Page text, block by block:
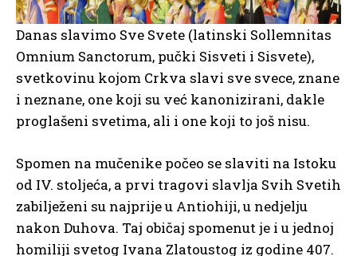
Danas slavimo Sve Svete (latinski Sollemnitas
Omnium Sanctorum, pučki Sisveti i Sisvete),
svetkovinu kojom Crkva slavi sve svece, znane
i neznane, one koji su već kanonizirani, dakle
proglašeni svetima, ali i one koji to još nisu.
Spomen na mučenike počeo se slaviti na Istoku
od IV. stoljeća, a prvi tragovi slavlja Svih Svetih
zabilježeni su najprije u Antiohiji, u nedjelju
nakon Duhova. Taj običaj spomenut je i u jednoj
homiliji svetog Ivana Zlatoustog iz godine 407.